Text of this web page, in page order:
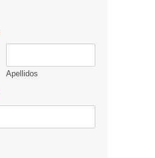
Apellidos